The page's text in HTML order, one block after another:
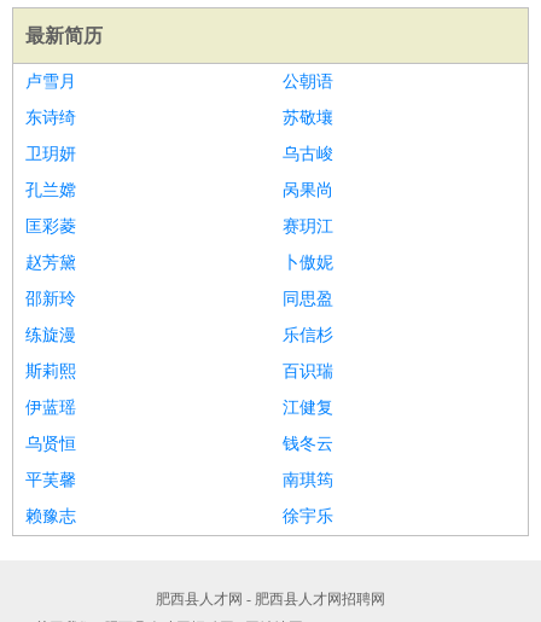
最新简历
卢雪月
公朝语
东诗绮
苏敬壤
卫玥妍
乌古峻
孔兰嫦
呙果尚
匡彩菱
赛玥江
赵芳黛
卜傲妮
邵新玲
同思盈
练旋漫
乐信杉
斯莉熙
百识瑞
伊蓝瑶
江健复
乌贤恒
钱冬云
平芙馨
南琪筠
赖豫志
徐宇乐
肥西县人才网 - 肥西县人才网招聘网